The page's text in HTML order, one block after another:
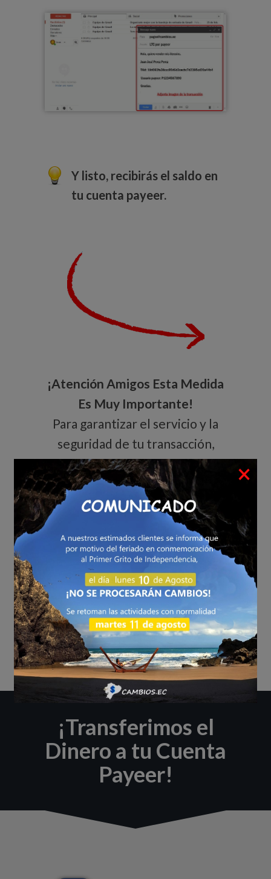
Y listo, recibirás el saldo en
tu cuenta payeer.
¡Atención Amigos Esta Medida
Es Muy Importante!
Para garantizar el servicio y la
seguridad de tu transacción,
enviamos el dinero a tu
respectiva cuenta bancaria con
la primera confirmación que
llegue a nuestra billetera;
así evitamos fraudes.
¡Transferimos el
Dinero a tu Cuenta
Payeer!
×